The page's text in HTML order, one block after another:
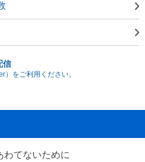
信
）をご利用ください。
わてないために